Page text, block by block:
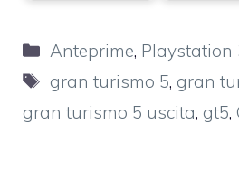
Categorie
Anteprime, Playstation
Tag
gran turismo 5, gran
gran turismo 5 uscita, gt5,